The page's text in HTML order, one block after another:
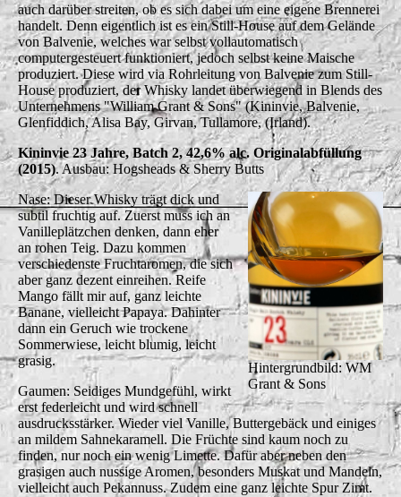
auch darüber streiten, ob es sich dabei um eine eigene Brennerei
handelt. Denn eigentlich ist es ein Still-House auf dem Gelände
von Balvenie, welches war selbst vollautomatisch
computergesteuert funktioniert, jedoch selbst keine Maische
produziert. Diese wird via Rohrleitung von Balvenie zum Still-
House produziert, der Whisky landet überwiegend in Blends des
Unternehmens "William Grant & Sons" (Kininvie, Balvenie,
Glenfiddich, Alisa Bay, Girvan, Tullamore, (Irland).
Kininvie 23 Jahre, Batch 2, 42,6% alc. Originalabfüllung
(2015). Ausbau: Hogsheads & Sherry Butts
Hintergrundbild: WM
Grant & Sons
Nase: Dieser Whisky trägt dick und
subtil fruchtig auf. Zuerst muss ich an
Vanilleplätzchen denken, dann eher
an rohen Teig. Dazu kommen
verschiedenste Fruchtaromen, die sich
aber ganz dezent einreihen. Reife
Mango fällt mir auf, ganz leichte
Banane, vielleicht Papaya. Dahinter
dann ein Geruch wie trockene
Sommerwiese, leicht blumig, leicht
grasig.
Gaumen: Seidiges Mundgefühl, wirkt
erst federleicht und wird schnell
ausdrucksstärker. Wieder viel Vanille, Buttergebäck und einiges
an mildem Sahnekaramell. Die Früchte sind kaum noch zu
finden, nur noch ein wenig Limette. Dafür aber neben den
grasigen auch nussige Aromen, besonders Muskat und Mandeln,
vielleicht auch Pekannuss. Zudem eine ganz leichte Spur Zimt.